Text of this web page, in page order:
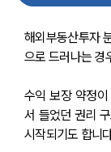
해외부동산투자
으로 드러나는 경
수익 보장 약정
서 들었던 권리
시작되기도 합니